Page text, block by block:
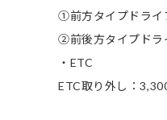
①前方タイプドライ
②前後方タイプドラ
・ETC
ETC取り外し：